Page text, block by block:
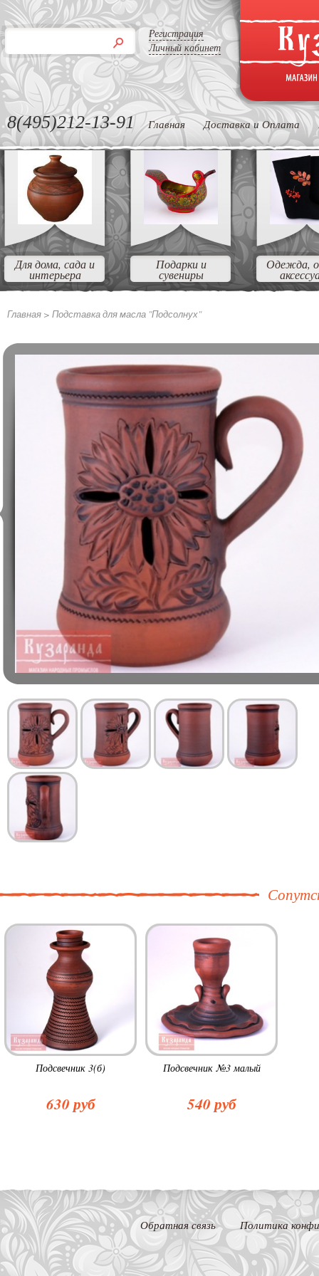
Регистрация
Личный кабинет
8(495)212-13-91 Главная Доставка и Оплата
Для дома, сада и
интерьера
Подарки и
сувениры
Одежда,
Главная > Подставка для масла "Подсолнух"
Подсвечник 3(б)
630 руб
Подсвечник №3 малый
540 руб
Обратная связь Политика